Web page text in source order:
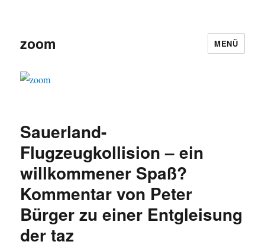
zoom MENÜ
Sauerland-
Flugzeugkollision – ein
willkommener Spaß?
Kommentar von Peter
Bürger zu einer Entgleisung
der taz